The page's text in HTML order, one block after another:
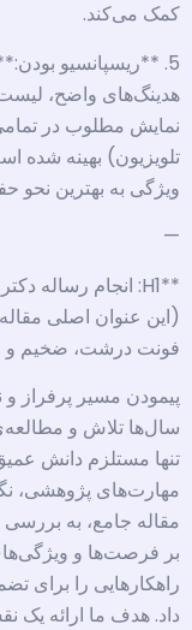
کمک می‌کند.
5. **ریسپانسیو
هدینگ‌های واضح،
نمایش مطلوب در
تلویزیون) بهینه شده
ویژگی به بهترین نحو
—
**H1: انجام رساله دکتری در سرخس + تضمینی**
فونت درشت، ضخیم و رنگ آبی
پیمودن مسیر پرفراز
سال‌ها تلاش و
تنها مستلزم دانش
مهارت‌های پژوهشی،
مقاله جامع، به بررسی
بر فرصت‌ها و
راهکارهایی را برای
داد. هدف ما ارائه یک